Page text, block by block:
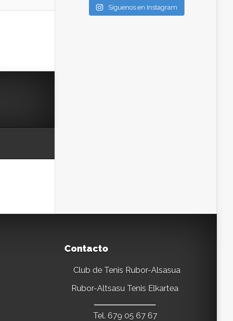
Síguenos en Instagram
Contacto
Club de Tenis Rubor-Alsasua
Rubor-Altsasu Tenis Elkartea
Tel. 679 05 67 67